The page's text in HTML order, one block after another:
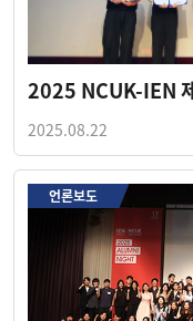
2025 NCUK-IEN
2025.08.22
언론보도